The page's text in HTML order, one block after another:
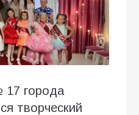
17 города
творческий